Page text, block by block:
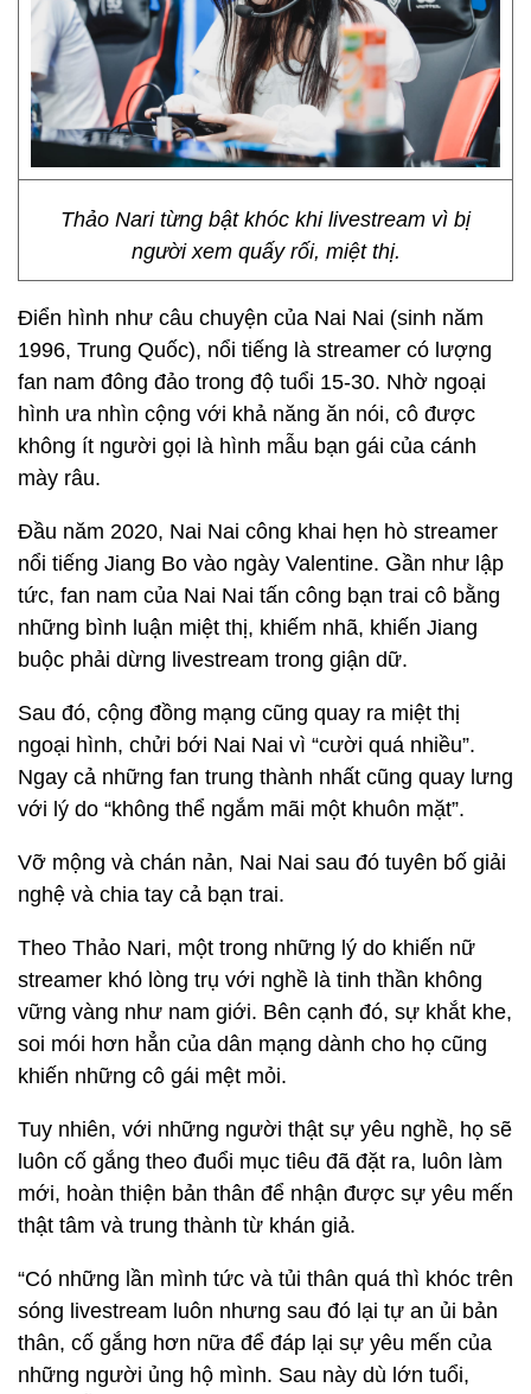
Thảo Nari từng bật khóc khi livestream vì bị
người xem quấy rối, miệt thị.
Điển hình như câu chuyện của Nai Nai (sinh năm
1996, Trung Quốc), nổi tiếng là streamer có lượng
fan nam đông đảo trong độ tuổi 15-30. Nhờ ngoại
hình ưa nhìn cộng với khả năng ăn nói, cô được
không ít người gọi là hình mẫu bạn gái của cánh
mày râu.
Đầu năm 2020, Nai Nai công khai hẹn hò streamer
nổi tiếng Jiang Bo vào ngày Valentine. Gần như lập
tức, fan nam của Nai Nai tấn công bạn trai cô bằng
những bình luận miệt thị, khiếm nhã, khiến Jiang
buộc phải dừng livestream trong giận dữ.
Sau đó, cộng đồng mạng cũng quay ra miệt thị
ngoại hình, chửi bới Nai Nai vì “cười quá nhiều”.
Ngay cả những fan trung thành nhất cũng quay lưng
với lý do “không thể ngắm mãi một khuôn mặt”.
Vỡ mộng và chán nản, Nai Nai sau đó tuyên bố giải
nghệ và chia tay cả bạn trai.
Theo Thảo Nari, một trong những lý do khiến nữ
streamer khó lòng trụ với nghề là tinh thần không
vững vàng như nam giới. Bên cạnh đó, sự khắt khe,
soi mói hơn hẳn của dân mạng dành cho họ cũng
khiến những cô gái mệt mỏi.
Tuy nhiên, với những người thật sự yêu nghề, họ sẽ
luôn cố gắng theo đuổi mục tiêu đã đặt ra, luôn làm
mới, hoàn thiện bản thân để nhận được sự yêu mến
thật tâm và trung thành từ khán giả.
“Có những lần mình tức và tủi thân quá thì khóc trên
sóng livestream luôn nhưng sau đó lại tự an ủi bản
thân, cố gắng hơn nữa để đáp lại sự yêu mến của
những người ủng hộ mình. Sau này dù lớn tuổi,